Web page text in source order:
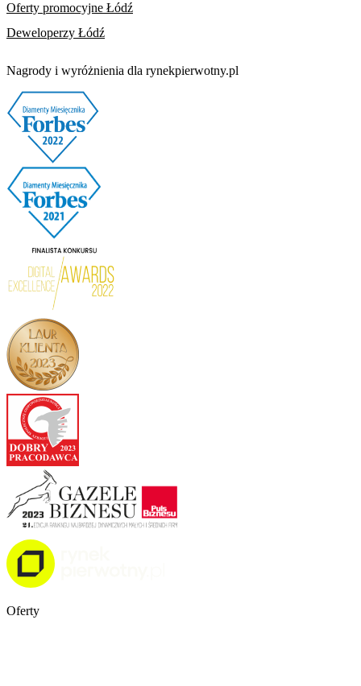
Oferty promocyjne Łódź
Deweloperzy Łódź
Nagrody i wyróżnienia dla rynekpierwotny.pl
Oferty